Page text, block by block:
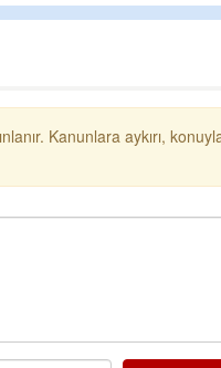
Kanunlara aykırı,
Cengiz GÜZEL
terbiyesi